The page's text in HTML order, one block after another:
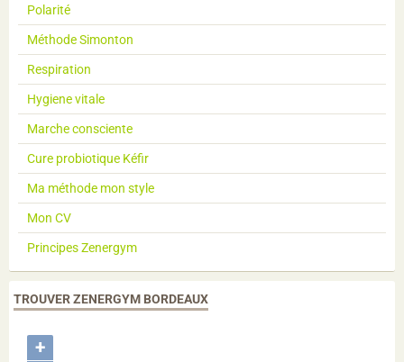
Polarité
Méthode Simonton
Respiration
Hygiene vitale
Marche consciente
Cure probiotique Kéfir
Ma méthode mon style
Mon CV
Principes Zenergym
TROUVER ZENERGYM BORDEAUX
+